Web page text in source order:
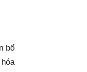
bổ